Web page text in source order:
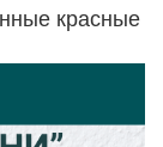
красные